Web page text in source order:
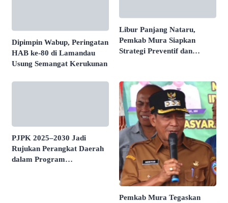
Dipimpin Wabup, Peringatan
HAB ke-80 di Lamandau
Usung Semangat Kerukunan
Libur Panjang Nataru,
Pemkab Mura Siapkan
Strategi Preventif dan
PJPK 2025–2030 Jadi
Rujukan Perangkat Daerah
dalam Program
Pemkab Mura Tegaskan